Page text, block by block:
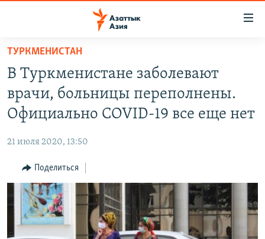
Вернуться
основному
содержанию
Вернутся
главной
Вернутся
поиску
КАЗАХСТАН
КЫРГЫЗСТАН
ТАДЖИКИСТАН
НОВОСТИ
ВОЙНА В УКРАИНЕ
КЫРГЫЗЧА
ЎЗБЕКЧА
ТОҶИКӢ
Все сайты РСЕ/РС
ТУРКМЕНИСТАН
В Туркменистане заболевают
врачи, больницы переполнены.
Официально COVID-19 все еще нет
21 июля 2020, 13:50
Поделиться